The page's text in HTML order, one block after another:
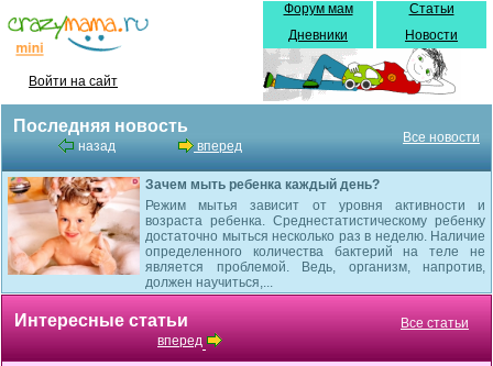
Войти на сайт
Форум мам
Дневники
Статьи
Новости
Последняя новость
назад вперед
Все новости
Зачем мыть ребенка каждый день?
Режим мытья зависит от уровня активности и
возраста ребенка. Среднестатистическому ребенку
достаточно мыться несколько раз в неделю. Наличие
определенного количества бактерий на теле не
является проблемой. Ведь, организм, напротив,
должен научиться,...
Интересные статьи
вперед
Все статьи